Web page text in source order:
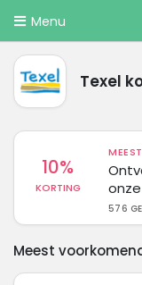
Menu
Texel
10%
KORTING
576
Meest